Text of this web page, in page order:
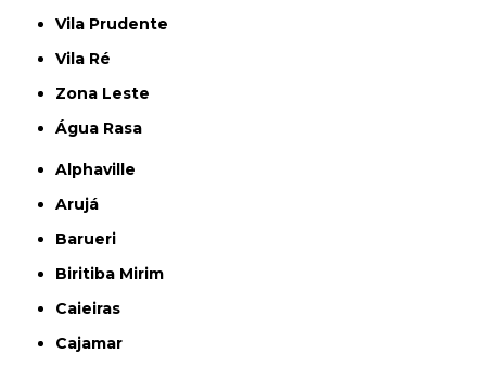
Vila Prudente
Vila Ré
Zona Leste
Água Rasa
Alphaville
Arujá
Barueri
Biritiba Mirim
Caieiras
Cajamar